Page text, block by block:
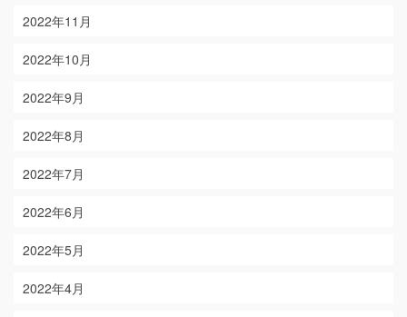
2022年11月
2022年10月
2022年9月
2022年8月
2022年7月
2022年6月
2022年5月
2022年4月